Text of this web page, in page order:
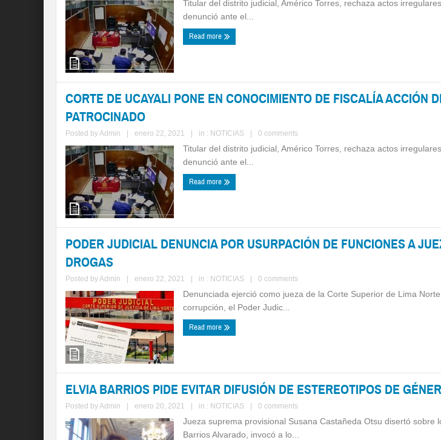
Titular del distrito judicial, Américo Torres, rechaza actos
denunció ante el...
Read more
CORTE DE UCAYALI PONE EN CONOCIMIENTO DE FISCALÍA ACCIÓN
PATROCINADO
Posted byAdmin enero 22, 2021 in : NOTICIAS 0 comments
Titular del distrito judicial, Américo Torres, rechaza actos
denunció ante el...
Read more
PODER JUDICIAL DENUNCIA POR USURPACIÓN DE FUNCIONES A
DROGAS
Posted byAdmin enero 22, 2021 in : NOTICIAS 0 comments
Denunciada ejerció como jueza de la Corte Superior de Lima
corrupción, el Poder Judic...
Read more
ELVIA BARRIOS PIDE EVITAR DIFUSIÓN DE ESTEREOTIPOS DE
Posted byAdmin enero 20, 2021 in : NOTICIAS 0 comments
Jueza suprema provisional Susana Castañeda Otsu disertó
Barrios Alvarado, invocó a lo...